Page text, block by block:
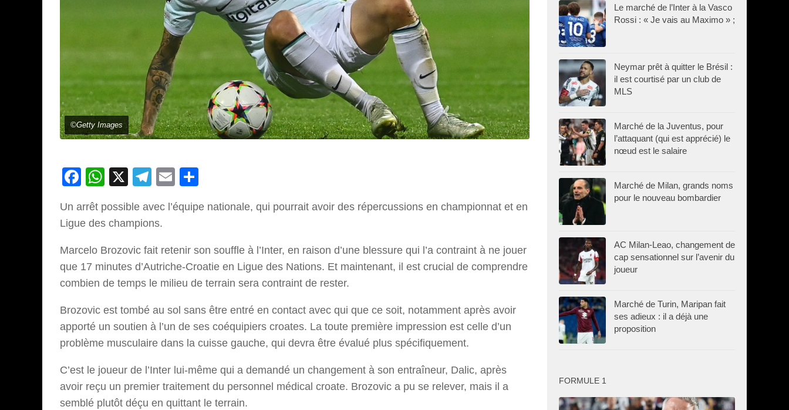
©Getty Images
Facebook
WhatsApp
X Telegram
Email
Un arrêt possible avec l’équipe nationale, qui pourrait avoir des répercussions en championnat et en
Ligue des champions.
Marcelo Brozovic fait retenir son souffle à l’Inter, en raison d’une blessure qui l’a contraint à ne jouer
que 17 minutes d’Autriche-Croatie en Ligue des Nations. Et maintenant, il est crucial de comprendre
combien de temps le milieu de terrain sera contraint de rester.
Brozovic est tombé au sol sans être entré en contact avec qui que ce soit, notamment après avoir
apporté un soutien à l’un de ses coéquipiers croates. La toute première impression est celle d’un
problème musculaire dans la cuisse gauche, qui devra être évalué plus spécifiquement.
C’est le joueur de l’Inter lui-même qui a demandé un changement à son entraîneur, Dalic, après
avoir reçu un premier traitement du personnel médical croate. Brozovic a pu se relever, mais il a
semblé plutôt déçu en quittant le terrain.
Le marché de l’Inter à la Vasco
Rossi : « Je vais au Maximo » ;
Neymar prêt à quitter le Brésil :
il est courtisé par un club de
MLS
Marché de la Juventus, pour
l’attaquant (qui est apprécié) le
nœud est le salaire
Marché de Milan, grands noms
pour le nouveau bombardier
AC Milan-Leao, changement de
cap sensationnel sur l’avenir du
joueur
Marché de Turin, Maripan fait
ses adieux : il a déjà une
proposition
FORMULE 1